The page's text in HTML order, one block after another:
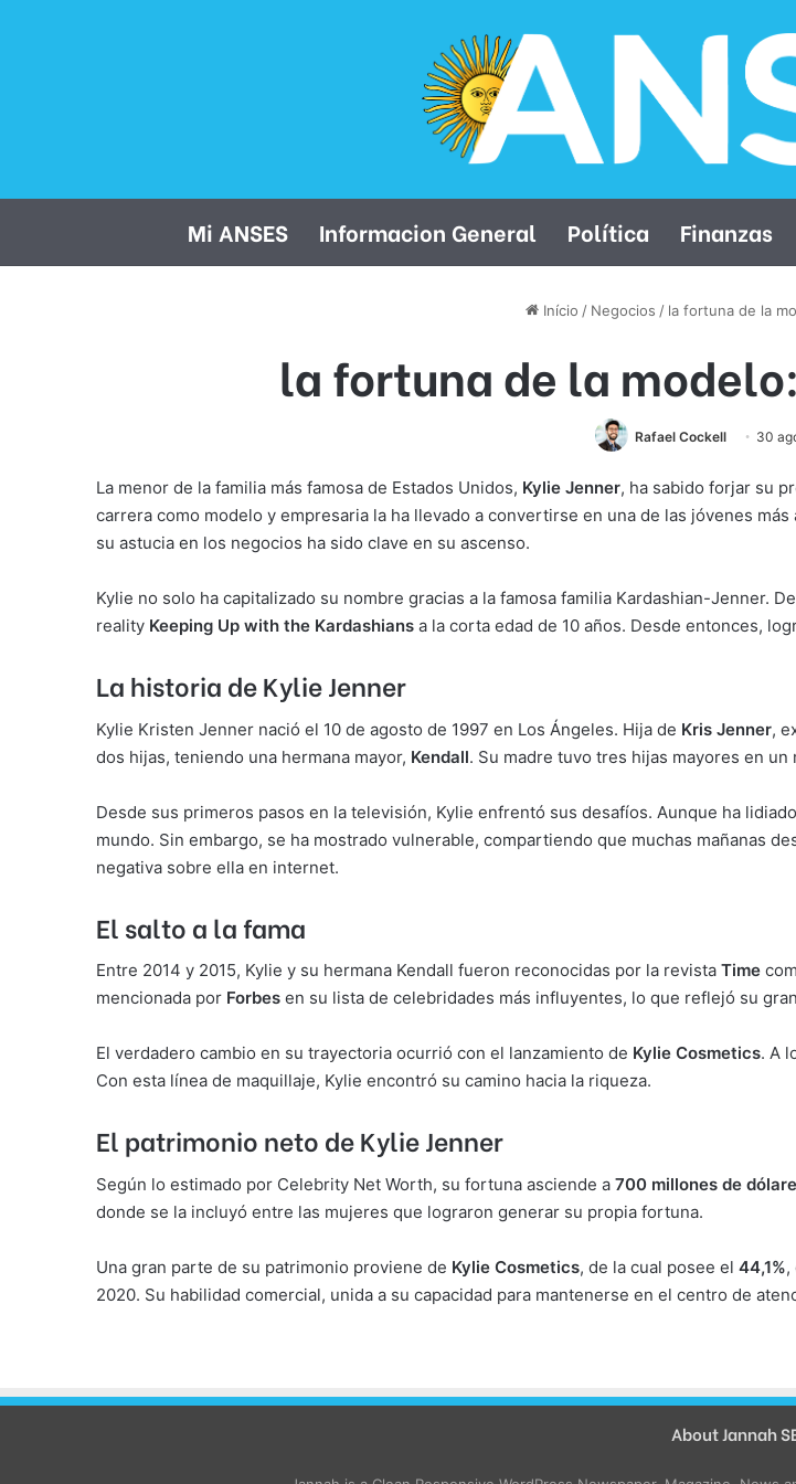
Mi ANSES Informacion General Política Finanzas
Início / Negocios / la fortuna de la
la fortuna de la
Rafael Cockell 30
La menor de la familia más famosa de Estados Unidos, Kylie Jenner, ha sabido forjar su
carrera como modelo y empresaria la ha llevado a convertirse en una de las jóvenes
su astucia en los negocios ha sido clave en su ascenso.
Kylie no solo ha capitalizado su nombre gracias a la famosa familia Kardashian-Jenner.
reality Keeping Up with the Kardashians a la corta edad de 10 años. Desde entonces,
La historia de Kylie Jenner
Kylie Kristen Jenner nació el 10 de agosto de 1997 en Los Ángeles. Hija de Kris Jenner,
dos hijas, teniendo una hermana mayor, Kendall. Su madre tuvo tres hijas mayores en
Desde sus primeros pasos en la televisión, Kylie enfrentó sus desafíos. Aunque ha
mundo. Sin embargo, se ha mostrado vulnerable, compartiendo que muchas mañanas
negativa sobre ella en internet.
El salto a la fama
Entre 2014 y 2015, Kylie y su hermana Kendall fueron reconocidas por la revista Time
mencionada por Forbes en su lista de celebridades más influyentes, lo que reflejó su
El verdadero cambio en su trayectoria ocurrió con el lanzamiento de Kylie Cosmetics. A
Con esta línea de maquillaje, Kylie encontró su camino hacia la riqueza.
El patrimonio neto de Kylie Jenner
Según lo estimado por Celebrity Net Worth, su fortuna asciende a 700 millones de
donde se la incluyó entre las mujeres que lograron generar su propia fortuna.
Una gran parte de su patrimonio proviene de Kylie Cosmetics, de la cual posee el 44,1%,
2020. Su habilidad comercial, unida a su capacidad para mantenerse en el centro de
About Jannah